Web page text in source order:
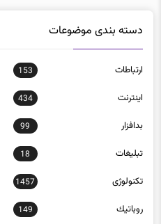
ارتباطات
اينترنت 434
بدافزار 99
تبلیغات 18
تکنولوژی 1457
روباتيك 149
سيستم عامل 308